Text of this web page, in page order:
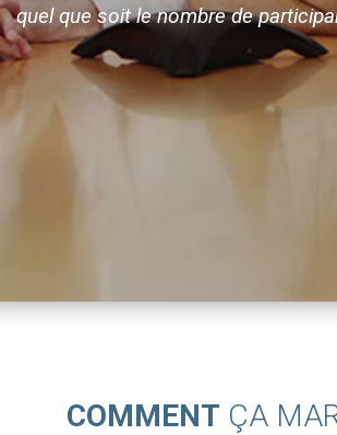
quel que soit le nombre de
COMMENT ÇA